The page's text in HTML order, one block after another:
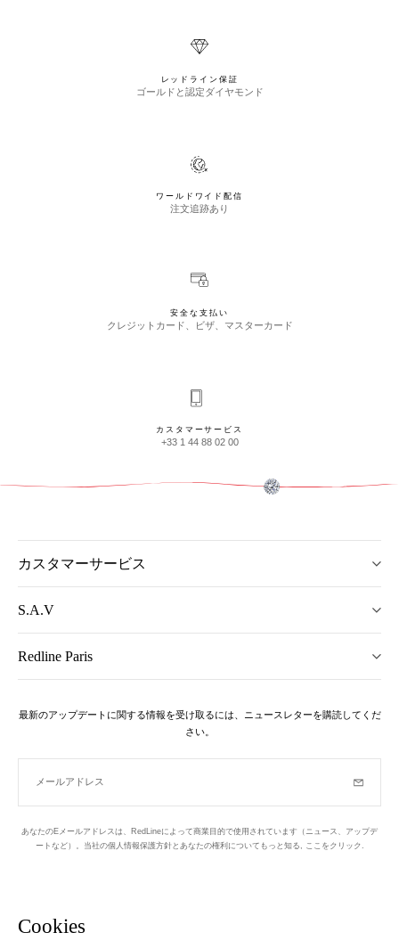
Cookies
レッドライン保証
ゴールドと認定ダイヤモンド
ワールドワイド配信
注文追跡あり
安全な支払い
クレジットカード、ビザ、マスターカード
カスタマーサービス
+33 1 44 88 02 00
カスタマーサービス
S.A.V
Redline Paris
最新のアップデートに関する情報を受け取るには、ニュースレターを購読してくだ
さい。
メールアドレス
あなたのEメールアドレスは、RedLineによって商業目的で使用されています（ニュース、アップデ
ートなど）。当社の個人情報保護方針とあなたの権利についてもっと知る,
ここをクリック